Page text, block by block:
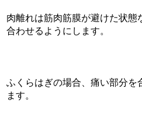
肉離れは筋肉筋膜が避けた状態
合わせるようにします。
ふくらはぎの場合、痛い部分を
ます。